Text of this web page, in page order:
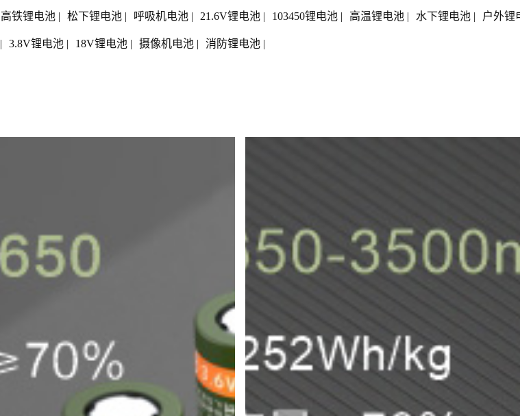
高铁锂电池 | 松下锂电池 | 呼吸机电池 | 21.6V锂电池 | 103450锂电池 | 高温锂电池 | 水下锂电池 | 户外锂
| 3.8V锂电池 | 18V锂电池 | 摄像机电池 | 消防锂电池 |